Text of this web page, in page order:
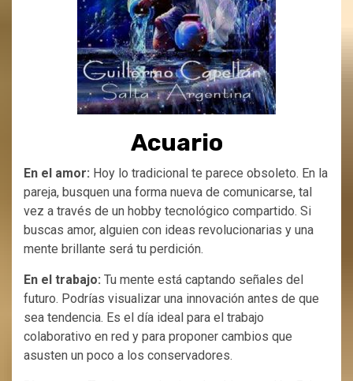
Acuario
En el amor: Hoy lo tradicional te parece obsoleto. En la
pareja, busquen una forma nueva de comunicarse, tal
vez a través de un hobby tecnológico compartido. Si
buscas amor, alguien con ideas revolucionarias y una
mente brillante será tu perdición.
En el trabajo: Tu mente está captando señales del
futuro. Podrías visualizar una innovación antes de que
sea tendencia. Es el día ideal para el trabajo
colaborativo en red y para proponer cambios que
asusten un poco a los conservadores.